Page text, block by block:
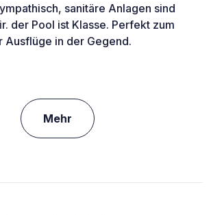
sanitäre Anlagen sind
der Pool ist Klasse. Perfekt zum
Ausflüge in der Gegend.
Mehr